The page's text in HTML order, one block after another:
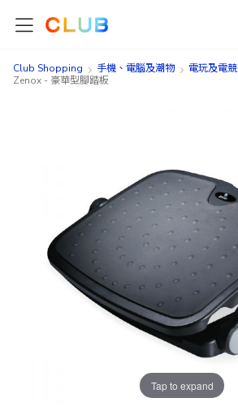
Club Shopping 手機、電腦及潮物
電玩及電競
Zenox - 豪華型腳踏板
Tap to expand